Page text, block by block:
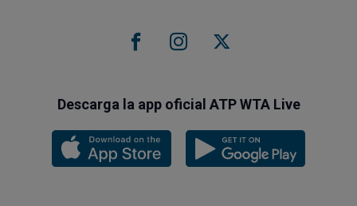
Descarga la app oficial ATP WTA Live